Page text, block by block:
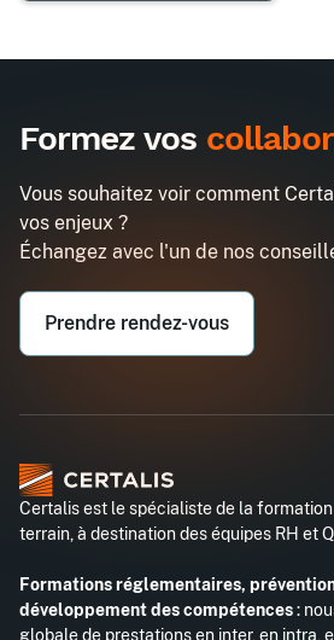
Formez vos
Vous souhaitez voir comment
vos enjeux ?
Échangez avec l'un de nos
Prendre rendez-vous
Certalis est le spécialiste de la
terrain, à destination des équipes RH et
Formations réglementaires,
développement des compétences:
globale de prestations en inter, en intra,